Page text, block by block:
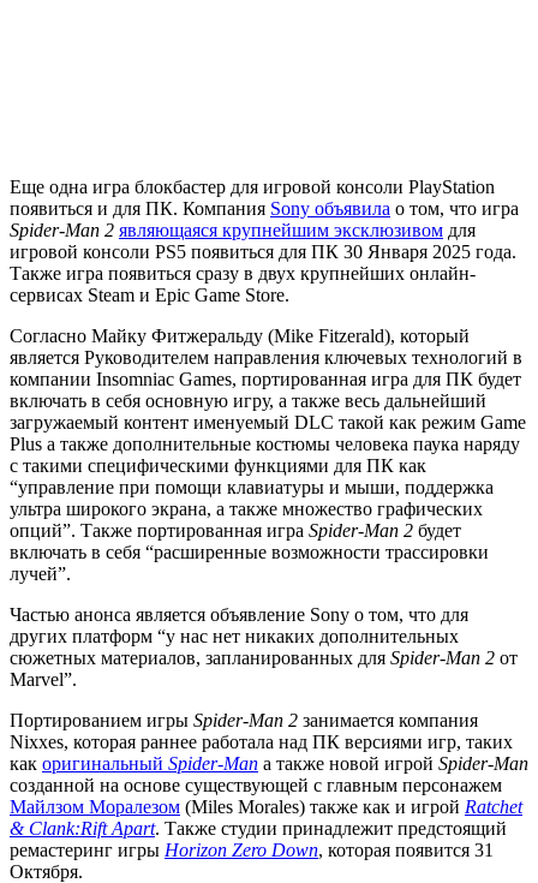
Еще одна игра блокбастер для игровой консоли PlayStation
появиться и для ПК. Компания Sony объявила о том, что игра
Spider-Man 2 являющаяся крупнейшим эксклюзивом для
игровой консоли PS5 появиться для ПК 30 Января 2025 года.
Также игра появиться сразу в двух крупнейших онлайн-
сервисах Steam и Epic Game Store.
Согласно Майку Фитжеральду (Mike Fitzerald), который
является Руководителем направления ключевых технологий в
компании Insomniac Games, портированная игра для ПК будет
включать в себя основную игру, а также весь дальнейший
загружаемый контент именуемый DLC такой как режим Game
Plus а также дополнительные костюмы человека паука наряду
с такими специфическими функциями для ПК как
“управление при помощи клавиатуры и мыши, поддержка
ультра широкого экрана, а также множество графических
опций”. Также портированная игра Spider-Man 2 будет
включать в себя “расширенные возможности трассировки
лучей”.
Частью анонса является объявление Sony о том, что для
других платформ “у нас нет никаких дополнительных
сюжетных материалов, запланированных для Spider-Man 2 от
Marvel”.
Портированием игры Spider-Man 2 занимается компания
Nixxes, которая раннее работала над ПК версиями игр, таких
как оригинальный Spider-Man а также новой игрой Spider-Man
созданной на основе существующей с главным персонажем
Майлзом Моралезом (Miles Morales) также как и игрой Ratchet
& Clank:Rift Apart. Также студии принадлежит предстоящий
ремастеринг игры Horizon Zero Down, которая появится 31
Октября.